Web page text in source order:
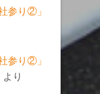
参り②」
参り②」
より